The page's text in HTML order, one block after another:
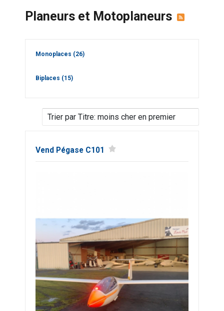
Planeurs et Motoplaneurs
Monoplaces (26)
Biplaces (15)
Vend Pégase C101